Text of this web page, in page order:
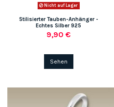
Nicht auf Lager
Stilisierter Tauben-Anhänger -
Echtes Silber 925
9,90 €
Sehen